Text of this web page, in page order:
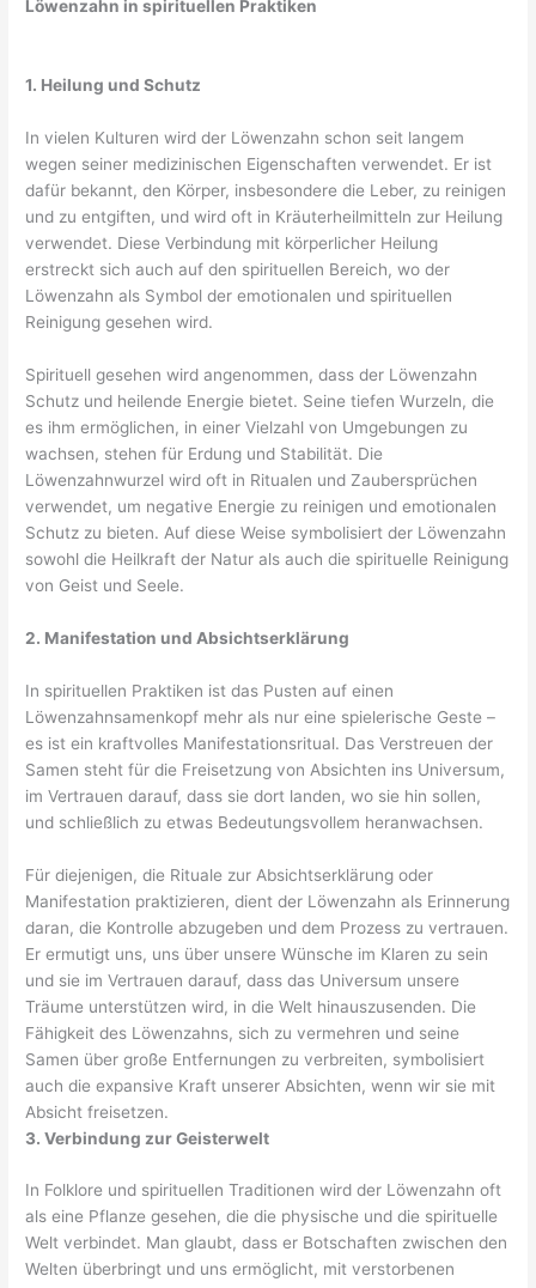
Löwenzahn in spirituellen Praktiken
1. Heilung und Schutz
In vielen Kulturen wird der Löwenzahn schon seit langem
wegen seiner medizinischen Eigenschaften verwendet. Er ist
dafür bekannt, den Körper, insbesondere die Leber, zu reinigen
und zu entgiften, und wird oft in Kräuterheilmitteln zur Heilung
verwendet. Diese Verbindung mit körperlicher Heilung
erstreckt sich auch auf den spirituellen Bereich, wo der
Löwenzahn als Symbol der emotionalen und spirituellen
Reinigung gesehen wird.
Spirituell gesehen wird angenommen, dass der Löwenzahn
Schutz und heilende Energie bietet. Seine tiefen Wurzeln, die
es ihm ermöglichen, in einer Vielzahl von Umgebungen zu
wachsen, stehen für Erdung und Stabilität. Die
Löwenzahnwurzel wird oft in Ritualen und Zaubersprüchen
verwendet, um negative Energie zu reinigen und emotionalen
Schutz zu bieten. Auf diese Weise symbolisiert der Löwenzahn
sowohl die Heilkraft der Natur als auch die spirituelle Reinigung
von Geist und Seele.
2. Manifestation und Absichtserklärung
In spirituellen Praktiken ist das Pusten auf einen
Löwenzahnsamenkopf mehr als nur eine spielerische Geste –
es ist ein kraftvolles Manifestationsritual. Das Verstreuen der
Samen steht für die Freisetzung von Absichten ins Universum,
im Vertrauen darauf, dass sie dort landen, wo sie hin sollen,
und schließlich zu etwas Bedeutungsvollem heranwachsen.
Für diejenigen, die Rituale zur Absichtserklärung oder
Manifestation praktizieren, dient der Löwenzahn als Erinnerung
daran, die Kontrolle abzugeben und dem Prozess zu vertrauen.
Er ermutigt uns, uns über unsere Wünsche im Klaren zu sein
und sie im Vertrauen darauf, dass das Universum unsere
Träume unterstützen wird, in die Welt hinauszusenden. Die
Fähigkeit des Löwenzahns, sich zu vermehren und seine
Samen über große Entfernungen zu verbreiten, symbolisiert
auch die expansive Kraft unserer Absichten, wenn wir sie mit
Absicht freisetzen.
3. Verbindung zur Geisterwelt
In Folklore und spirituellen Traditionen wird der Löwenzahn oft
als eine Pflanze gesehen, die die physische und die spirituelle
Welt verbindet. Man glaubt, dass er Botschaften zwischen den
Welten überbringt und uns ermöglicht, mit verstorbenen